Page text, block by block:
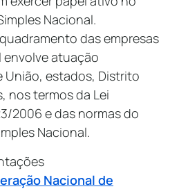
Nacional.
das empresas
envolve atuação
estados, Distrito
nos termos da Lei
2006 e das normas do
Nacional.
Nacional de